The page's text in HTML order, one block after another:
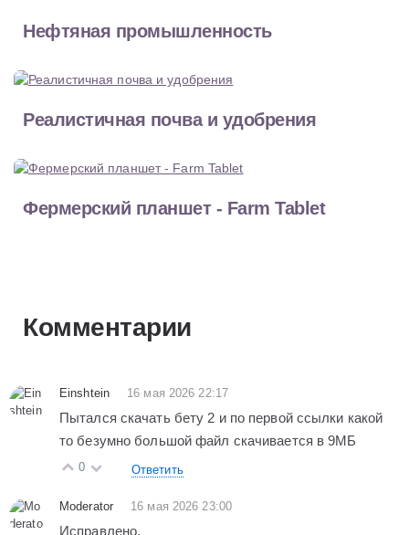
Нефтяная промышленность
Реалистичная почва и удобрения
Фермерский планшет - Farm Tablet
Комментарии
Einshtein 16 мая 2026 22:17
Пытался скачать бету 2 и по первой ссылки какой
то безумно большой файл скачивается в 9МБ
0 Ответить
Moderator 16 мая 2026 23:00
Исправлено.